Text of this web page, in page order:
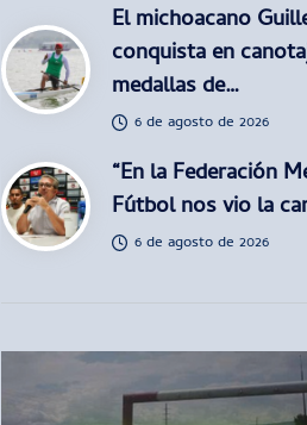
El michoacano
conquista en
medallas de…
6 de agosto de 2026
“En la Federación
Fútbol nos vio la
6 de agosto de 2026